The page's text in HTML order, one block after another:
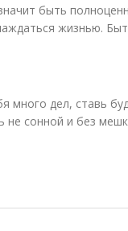
быть
жизнью.
много дел, ставь
сонной и без